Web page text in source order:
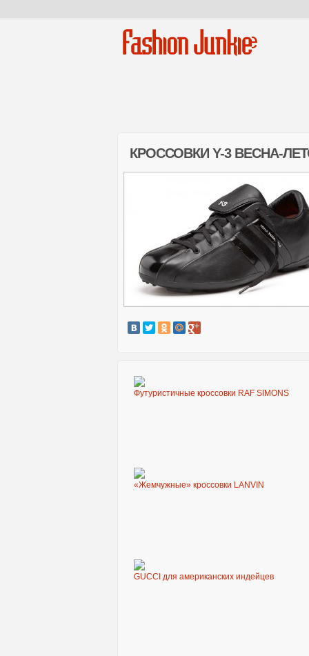
Fashion Junkie
КРОССОВКИ Y-3 ВЕСНА-
Футуристичные кроссовки RAF SIMONS
«Жемчужные» кроссовки LANVIN
GUCCI для американских индейцев